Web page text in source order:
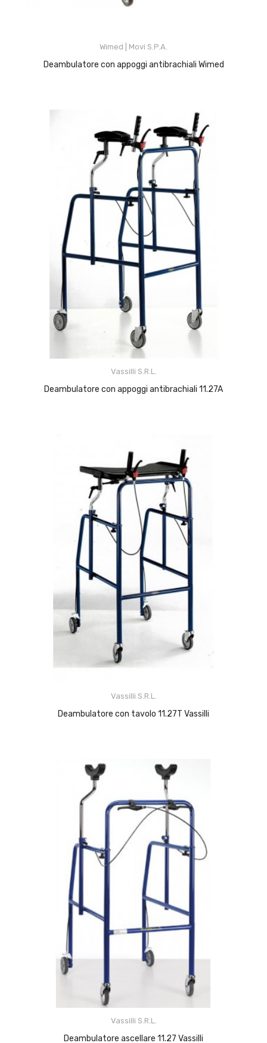
Wimed | Movi S.p.A.
Deambulatore con appoggi antibrachiali Wimed
Vassilli S.r.l.
Deambulatore con appoggi antibrachiali 11.27A
Vassilli S.r.l.
Deambulatore con tavolo 11.27T Vassilli
Vassilli S.r.l.
Deambulatore ascellare 11.27 Vassilli